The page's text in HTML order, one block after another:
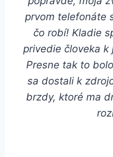
prvom telefonáte
čo robí! Kladie
privedie človeka k
Presne tak to
sa dostali k
brzdy, ktoré ma